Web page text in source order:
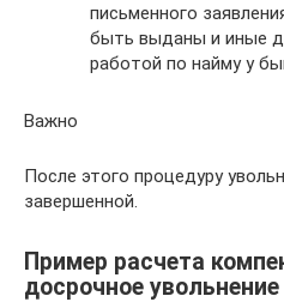
письменного
быть выданы и иные
работой по найму у
Важно
После этого процедуру
завершенной.
Пример расчета
досрочное увольнение